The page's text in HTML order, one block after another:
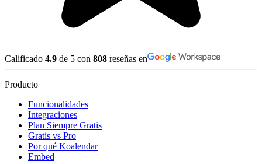
Calificado 4.9 de 5 con 808 reseñas en
Producto
Funcionalidades
Integraciones
Plan Siempre Gratis
Gratis vs Pro
Por qué Koalendar
Embed